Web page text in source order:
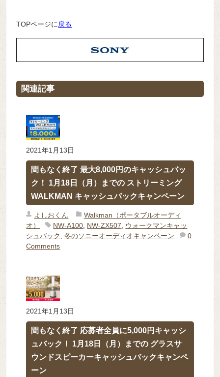
TOPページに 戻る
関連記事
2021年1月13日
間もなく終了 最大8,000円のキャッシュバッ
ク！ 1月18日（月）までの ストリーミング
WALKMAN キャッシュバックキャンペーン
よしおくん
Walkman（ポータブルオーディ
オ）
NW-A100 NW-ZX507
ウォークマンキャッ
シュバック
,冬のソニーオーディオキャンペーン
0
Comments
2021年1月13日
間もなく終了 応募者全員に5,000円キャッシ
ュバック！ 1月18日（月）までの グラスサ
ウンドスピーカーキャッシュバックキャンペ
ーン